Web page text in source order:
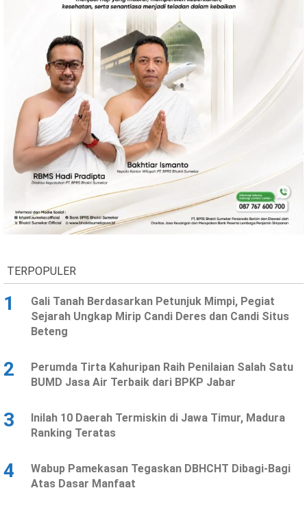
TERPOPULER
1
Gali Tanah Berdasarkan Petunjuk Mimpi, Pegiat
Sejarah Ungkap Mirip Candi Deres dan Candi Situs
Beteng
2
Perumda Tirta Kahuripan Raih Penilaian Salah Satu
BUMD Jasa Air Terbaik dari BPKP Jabar
3
Inilah 10 Daerah Termiskin di Jawa Timur, Madura
Ranking Teratas
4
Wabup Pamekasan Tegaskan DBHCHT Dibagi-Bagi
Atas Dasar Manfaat